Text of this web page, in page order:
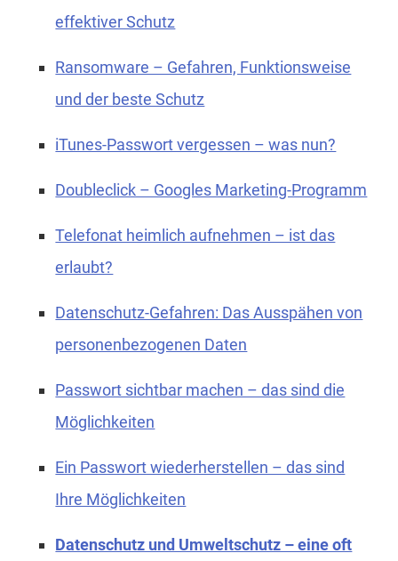
effektiver Schutz
Ransomware – Gefahren, Funktionsweise
und der beste Schutz
iTunes-Passwort vergessen – was nun?
Doubleclick – Googles Marketing-Programm
Telefonat heimlich aufnehmen – ist das
erlaubt?
Datenschutz-Gefahren: Das Ausspähen von
personenbezogenen Daten
Passwort sichtbar machen – das sind die
Möglichkeiten
Ein Passwort wiederherstellen – das sind
Ihre Möglichkeiten
Datenschutz und Umweltschutz – eine oft